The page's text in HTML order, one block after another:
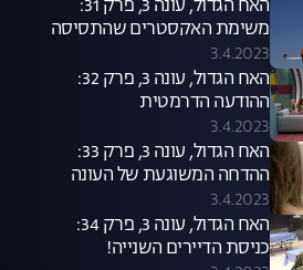
האח הגדול, עונה 3, פרק 31:
משימת האקסטרים שהתסיסה
את הבית
3.4.2023
האח הגדול, עונה 3, פרק 32:
ההודעה הדרמטית
3.4.2023
האח הגדול, עונה 3, פרק 33:
ההדחה המשוגעת של העונה
3.4.2023
האח הגדול, עונה 3, פרק 34:
כניסת הדיירים השנייה!